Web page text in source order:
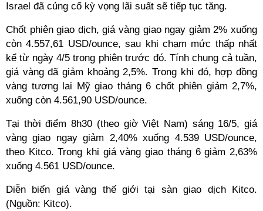
Israel đã củng cố kỳ vọng lãi suất sẽ tiếp tục tăng.
Chốt phiên giao dịch, giá vàng giao ngay giảm 2% xuống
còn 4.557,61 USD/ounce, sau khi chạm mức thấp nhất
kể từ ngày 4/5 trong phiên trước đó. Tính chung cả tuần,
giá vàng đã giảm khoảng 2,5%. Trong khi đó, hợp đồng
vàng tương lai Mỹ giao tháng 6 chốt phiên giảm 2,7%,
xuống còn 4.561,90 USD/ounce.
Tại thời điểm 8h30 (theo giờ Việt Nam) sáng 16/5, giá
vàng giao ngay giảm 2,40% xuống 4.539 USD/ounce,
theo Kitco. Trong khi giá vàng giao tháng 6 giảm 2,63%
xuống 4.561 USD/ounce.
Diễn biến giá vàng thế giới tại sàn giao dịch Kitco.
(Nguồn: Kitco).